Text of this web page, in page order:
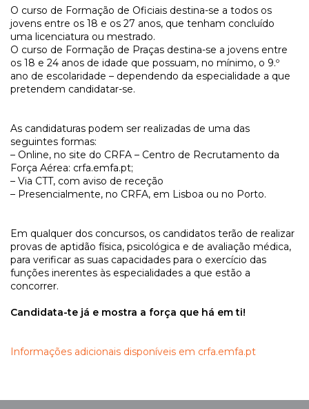
O curso de Formação de Oficiais destina-se a todos os
jovens entre os 18 e os 27 anos, que tenham concluído
uma licenciatura ou mestrado.
O curso de Formação de Praças destina-se a jovens entre
os 18 e 24 anos de idade que possuam, no mínimo, o 9.º
ano de escolaridade – dependendo da especialidade a que
pretendem candidatar-se.
As candidaturas podem ser realizadas de uma das
seguintes formas:
– Online, no site do CRFA – Centro de Recrutamento da
Força Aérea: crfa.emfa.pt;
– Via CTT, com aviso de receção
– Presencialmente, no CRFA, em Lisboa ou no Porto.
Em qualquer dos concursos, os candidatos terão de realizar
provas de aptidão física, psicológica e de avaliação médica,
para verificar as suas capacidades para o exercício das
funções inerentes às especialidades a que estão a
concorrer.
Candidata-te já e mostra a força que há em ti!
Informações adicionais disponíveis em crfa.emfa.pt